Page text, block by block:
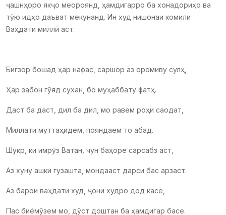
ҷашнҳоро якҷо меороянд, ҳамдигарро ба хонадориҳо ва
тӯю идҳо даъват мекунанд. Ин худ нишонаи комили
Ваҳдати миллӣ аст.
Бигзор бошад ҳар нафас, саршор аз оромиву сулҳ,
Ҳар забон гӯяд сухан, бо муҳаббату фатҳ.
Даст ба даст, дил ба дил, мо равем роҳи саодат,
Миллати муттаҳидем, пояндаем то абад.
Шукр, ки имрӯз Ватан, чун баҳоре сарсабз аст,
Аз хуну ашки гузашта, мондааст дарси бас арзаст.
Аз барои ваҳдати худ, ҷони худро дод касе,
Пас биёмӯзем мо, дӯст доштан ба ҳамдигар басе.